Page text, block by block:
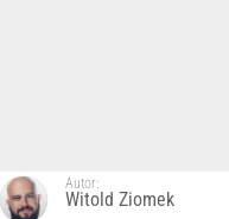
Autor:
Witold Ziomek